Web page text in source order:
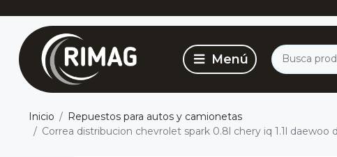
Inicio
Repuestos para autos y camionetas
Correa distribucion chevrolet spark 0.8l chery iq 1.1l